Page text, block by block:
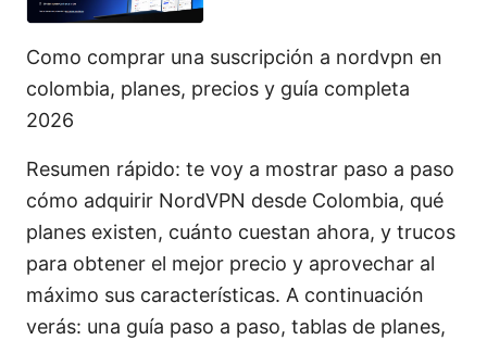
Como comprar una suscripción a nordvpn en
colombia, planes, precios y guía completa
2026
Resumen rápido: te voy a mostrar paso a paso
cómo adquirir NordVPN desde Colombia, qué
planes existen, cuánto cuestan ahora, y trucos
para obtener el mejor precio y aprovechar al
máximo sus características. A continuación
verás: una guía paso a paso, tablas de planes,